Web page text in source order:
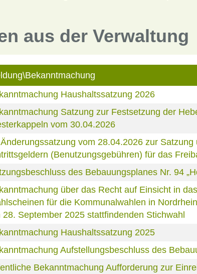
aus der Verwaltung
Haushaltssatzung 2026
Satzung zur Festsetzung der
vom 30.04.2026
vom 28.04.2026 zur
(Benutzungsgebühren) für das
des Bebauungsplanes Nr. 94
über das Recht auf Einsicht in
für die Kommunalwahlen in
28. September 2025 stattfindenden Stichwahl
Haushaltssatzung 2025
Aufstellungsbeschluss des
Bekanntmachung Aufforderung zur